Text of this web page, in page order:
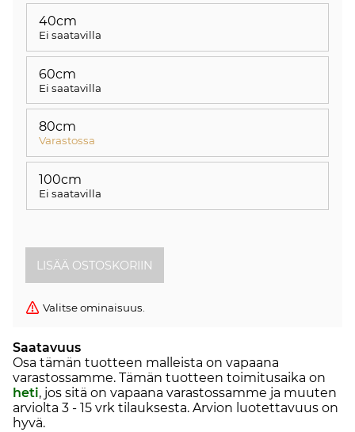
40cm
Ei saatavilla
60cm
Ei saatavilla
80cm
Varastossa
100cm
Ei saatavilla
Valitse ominaisuus.
Saatavuus
Osa tämän tuotteen malleista on vapaana
varastossamme. Tämän tuotteen toimitusaika on
heti, jos sitä on vapaana varastossamme ja muuten
arviolta 3 - 15 vrk tilauksesta. Arvion luotettavuus on
hyvä.